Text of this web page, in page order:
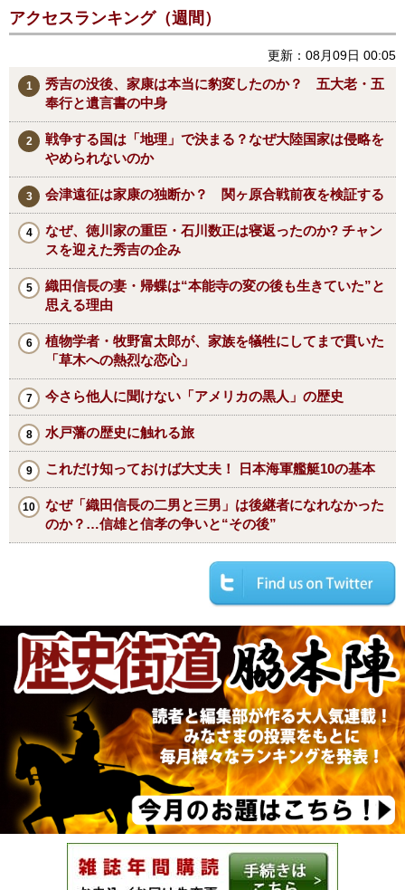
アクセスランキング（週間）
更新：08月09日 00:05
秀吉の没後、家康は本当に豹変したのか？ 五大老・五
奉行と遺言書の中身
戦争する国は「地理」で決まる？なぜ大陸国家は侵略を
やめられないのか
会津遠征は家康の独断か？ 関ヶ原合戦前夜を検証する
なぜ、徳川家の重臣・石川数正は寝返ったのか? チャン
スを迎えた秀吉の企み
織田信長の妻・帰蝶は“本能寺の変の後も生きていた”と
思える理由
植物学者・牧野富太郎が、家族を犠牲にしてまで貫いた
「草木への熱烈な恋心」
今さら他人に聞けない「アメリカの黒人」の歴史
水戸藩の歴史に触れる旅
これだけ知っておけば大丈夫！ 日本海軍艦艇10の基本
なぜ「織田信長の二男と三男」は後継者になれなかった
のか？…信雄と信孝の争いと“その後”